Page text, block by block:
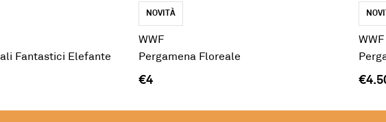
Fantastici Elefante
NOVITÀ
WWF
Pergamena Floreale
€4
WWF